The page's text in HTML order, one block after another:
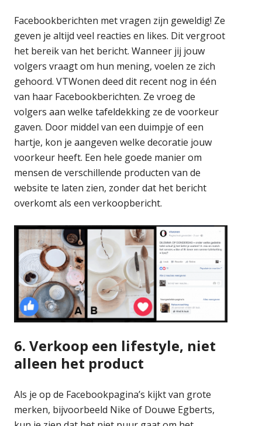
Facebookberichten met vragen zijn geweldig! Ze
geven je altijd veel reacties en likes. Dit vergroot
het bereik van het bericht. Wanneer jij jouw
volgers vraagt om hun mening, voelen ze zich
gehoord. VTWonen deed dit recent nog in één
van haar Facebookberichten. Ze vroeg de
volgers aan welke tafeldekking ze de voorkeur
gaven. Door middel van een duimpje of een
hartje, kon je aangeven welke decoratie jouw
voorkeur heeft. Een hele goede manier om
mensen de verschillende producten van de
website te laten zien, zonder dat het bericht
overkomt als een verkoopbericht.
6. Verkoop een lifestyle, niet
alleen het product
Als je op de Facebookpagina’s kijkt van grote
merken, bijvoorbeeld Nike of Douwe Egberts,